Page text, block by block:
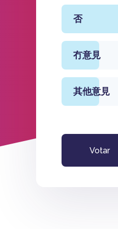
否
冇意見
其他意見
Votar